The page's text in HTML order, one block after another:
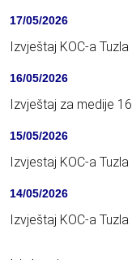
17/05/2026
Izvještaj KOC-a
16/05/2026
15/05/2026
Izvjestaj KOC-a
14/05/2026
Izvještaj KOC-a